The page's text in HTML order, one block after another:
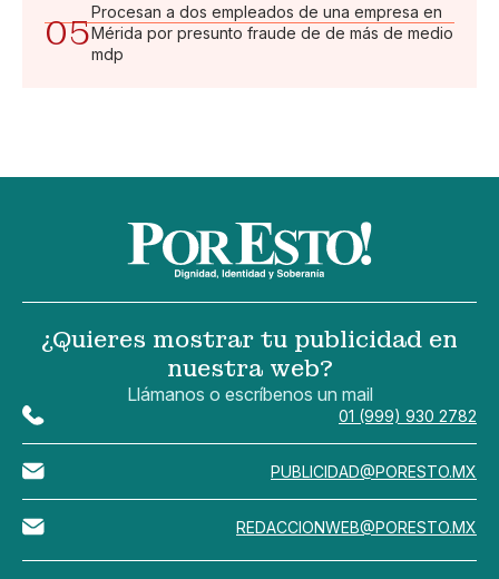
05
Procesan a dos empleados de una empresa en
Mérida por presunto fraude de de más de medio
mdp
¿Quieres mostrar tu publicidad en
nuestra web?
Llámanos o escríbenos un mail
01 (999) 930 2782
PUBLICIDAD@PORESTO.MX
REDACCIONWEB@PORESTO.MX